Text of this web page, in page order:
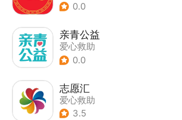
0.0
亲青公益
爱心救助
0.0
志愿汇
爱心救助
3.5